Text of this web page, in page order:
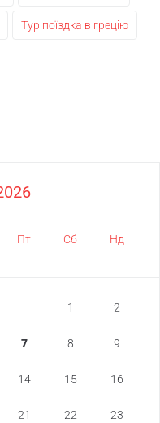
Тур поїздка в грецію
Пт Сб Нд
1 2
7 8 9
14 15 16
21 22 23